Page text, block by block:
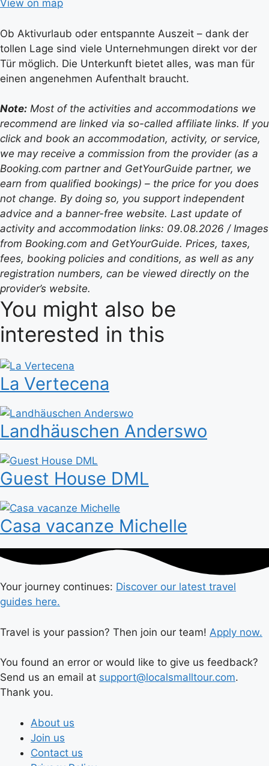
View on map
Ob Aktivurlaub oder entspannte Auszeit – dank der
tollen Lage sind viele Unternehmungen direkt vor der
Tür möglich. Die Unterkunft bietet alles, was man für
einen angenehmen Aufenthalt braucht.
Note: Most of the activities and accommodations we
recommend are linked via so-called affiliate links. If you
click and book an accommodation, activity, or service,
we may receive a commission from the provider (as a
Booking.com partner and GetYourGuide partner, we
earn from qualified bookings) – the price for you does
not change. By doing so, you support independent
advice and a banner-free website. Last update of
activity and accommodation links: 09.08.2026 / Images
from Booking.com and GetYourGuide. Prices, taxes,
fees, booking policies and conditions, as well as any
registration numbers, can be viewed directly on the
provider’s website.
You might also be
interested in this
La Vertecena
Landhäuschen Anderswo
Guest House DML
Casa vacanze Michelle
Your journey continues: Discover our latest travel
guides here.
Travel is your passion? Then join our team! Apply now.
You found an error or would like to give us feedback?
Send us an email at support@localsmalltour.com.
Thank you.
About us
Join us
Contact us